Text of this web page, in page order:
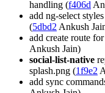
handling (f406d
add ng-select
(5dbd2 Ankush
add create route
Ankush Jain)
social-list-native
splash.png (1f9e2
add sync